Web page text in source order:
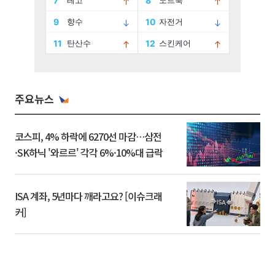
주요뉴스
코스피, 4% 하락에 6270선 마감…삼전
·SK하닉 '와르르' 각각 6%·10%대 급락
ISA 계좌, 5년마다 깨라고요? [이슈크래
커]